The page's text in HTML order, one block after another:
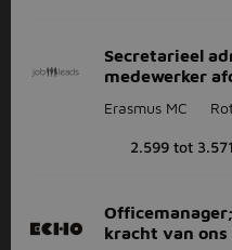
Secretarieel
medewerker
Erasmus MC
2.599 tot 3.571
kracht van ons